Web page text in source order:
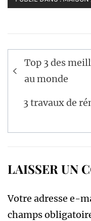
Navigation
de
Top 3 des
au monde
3 travaux de
LAISSER UN
Votre adresse e-
champs